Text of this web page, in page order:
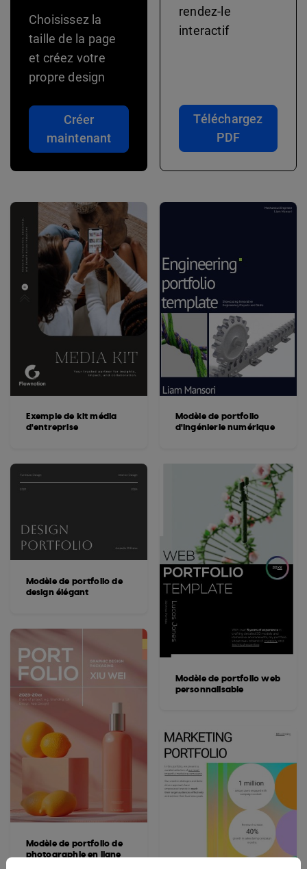
Choisissez la
taille de la page
et créez votre
propre design
Créer
maintenant
rendez-le
interactif
Téléchargez
PDF
Exemple de kit média
d'entreprise
Modèle de portfolio de
design élégant
Modèle de portfolio de
photographie en ligne
Modèle de portfolio
d'ingénierie numérique
Modèle de portfolio web
personnalisable